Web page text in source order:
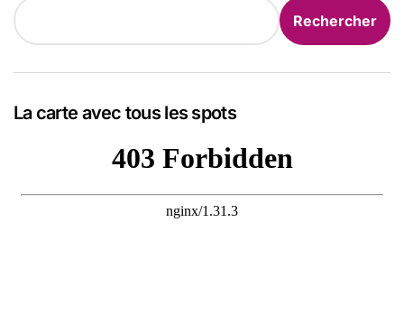
Rechercher
La carte avec tous les spots